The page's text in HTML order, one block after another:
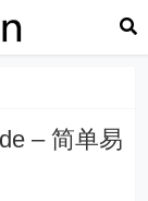
– 简单易